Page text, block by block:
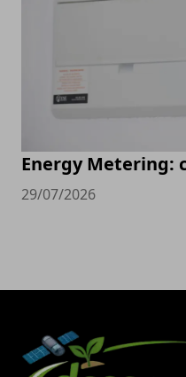
Energy Metering:
29/07/2026